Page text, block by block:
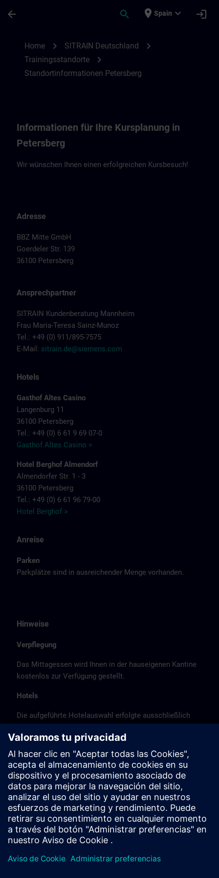
arrow_back search place Spain expand_more login
Home chevron_right SITRAIN Deutschland chevron_right
Trainingsstandorte chevron_right
Standortinformationen Petersberg
Informationen für Ihre Kursplanung in
Petersberg
Wir wünschen Ihnen einen erfolgreichen Kursbesuch!
Adresse
BBZ Mitte GmbH
Goerdeler Str. 139
36100 Petersberg
Ansprechpartner
SITRAIN Kundenberatung Mannheim
Frau Maria-Teresa Sainz-Munoz
Tel.: +49 (0) 911/895-7575
E-Mail: sitrain.de@siemens.com
Hotels
Gasthof Altes Casino
Langenburg 11
36100 Petersberg
Tel.: +49 (0) 6 61 9 69 07-0
Gasthof Altes Casino >
Hotel Berghof Almendorf
Almendorfer Str. 1 - 3
36100 Petersberg
Tel.: +49 (0) 6 61 96 79-00
Hotel Berghof >
Anreise
Parken
Parkplätze sind in ausreichender Menge vorhanden.
Hinweise
Verpflegung
Das Mittagessen wird Ihnen in der hauseigenen Kantine
kostenlos zur Verfügung gestellt.
Hotels
Die aufgeführte Hotelauswahl erfolgte ausschließlich
der günstigen Verkehrsanbindung zum
Veranstaltungsort.
Es handelt sich hierbei nicht um Siemens-
Vertragshotels, daher können wir für die Qualität der
Hotels keine Gewähr übernehmen.
Stornierung
Bitte stornieren Sie schriftlich.